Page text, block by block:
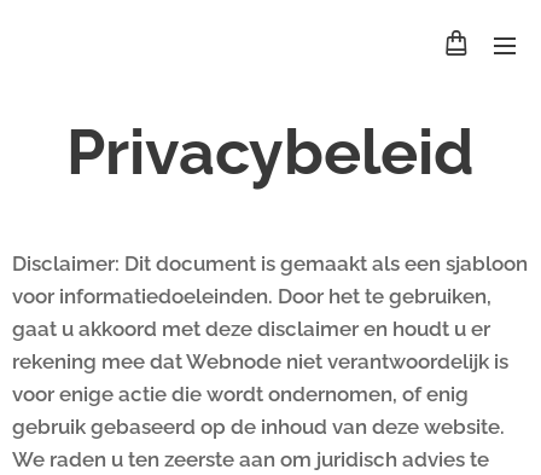
Privacybeleid
Disclaimer: Dit document is gemaakt als een sjabloon
voor informatiedoeleinden. Door het te gebruiken,
gaat u akkoord met deze disclaimer en houdt u er
rekening mee dat Webnode niet verantwoordelijk is
voor enige actie die wordt ondernomen, of enig
gebruik gebaseerd op de inhoud van deze website.
We raden u ten zeerste aan om juridisch advies te